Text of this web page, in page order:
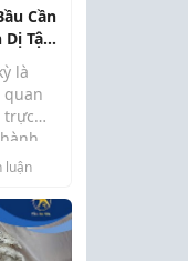
Cần
Dị Tật
là
quan
trực
gây
...
luận